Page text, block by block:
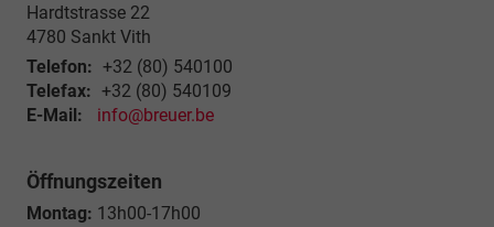
Hardtstrasse 22
4780 Sankt Vith
Telefon: +32 (80) 540100
Telefax: +32 (80) 540109
E-Mail:
info@breuer.be
Öffnungszeiten
Montag: 13h00-17h00